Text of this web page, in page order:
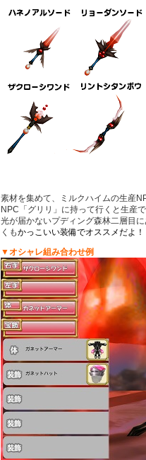
素材を集めて、ミルクハイムの生産
NPC「グリリ」に持って行くと生産
光が届かないプディング森林二層目
くもかっこいい装備でオススメだよ！
▼オシャレ組み合わせ例